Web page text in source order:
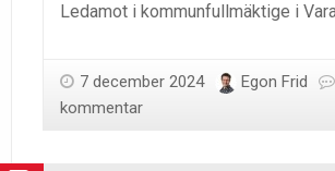
Ledamot i kommunfullmäktige i
7 december 2024 Egon Frid
kommentar